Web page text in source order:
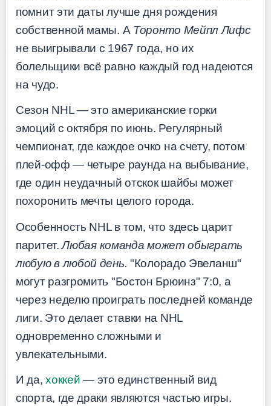
помнит эти даты лучше дня рождения
собственной мамы. А Торонто Мейпл Лифс
не выигрывали с 1967 года, но их
болельщики всё равно каждый год надеются
на чудо.
Сезон NHL — это американские горки
эмоций с октября по июнь. Регулярный
чемпионат, где каждое очко на счету, потом
плей-офф — четыре раунда на выбывание,
где один неудачный отскок шайбы может
похоронить мечты целого города.
Особенность NHL в том, что здесь царит
паритет.Любая команда может обыграть
любую в любой день. "Колорадо Эвеланш"
могут разгромить "Бостон Брюинз" 7:0, а
через неделю проиграть последней команде
лиги. Это делает ставки на NHL
одновременно сложными и
увлекательными.
И да,хоккей — это единственный вид
спорта, где драки являются частью игры.